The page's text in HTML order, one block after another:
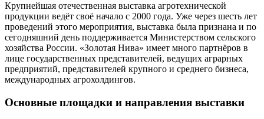
Крупнейшая отечественная выставка агротехнической
продукции ведёт своё начало с 2000 года. Уже через шесть лет
проведений этого мероприятия, выставка была признана и по
сегодняшний день поддерживается Министерством сельского
хозяйства России. «Золотая Нива» имеет много партнёров в
лице государственных представителей, ведущих аграрных
предприятий, представителей крупного и среднего бизнеса,
международных агрохолдингов.
Основные площадки и направления выставки